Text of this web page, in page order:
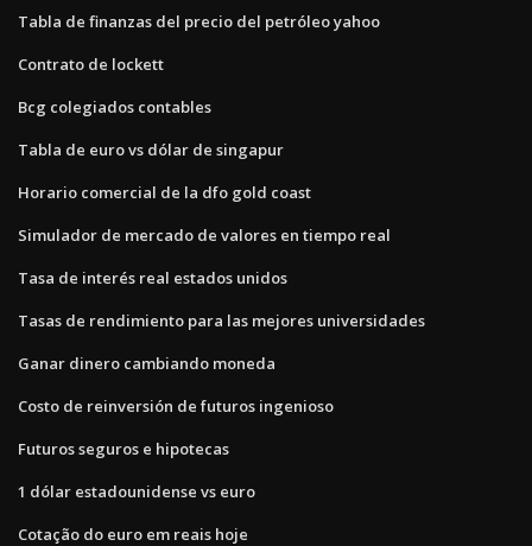
Tabla de finanzas del precio del petróleo yahoo
Contrato de lockett
Bcg colegiados contables
Tabla de euro vs dólar de singapur
Horario comercial de la dfo gold coast
Simulador de mercado de valores en tiempo real
Tasa de interés real estados unidos
Tasas de rendimiento para las mejores universidades
Ganar dinero cambiando moneda
Costo de reinversión de futuros ingenioso
Futuros seguros e hipotecas
1 dólar estadounidense vs euro
Cotação do euro em reais hoje